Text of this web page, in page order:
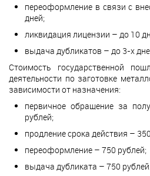
переоформление в связи с
дней;
ликвидация лицензии – до 10
выдача дубликатов – до 3-х
Стоимость государственной
деятельности по заготовке
зависимости от назначения:
первичное обращение за
рублей;
продление срока действия –
переоформление – 750 рублей;
выдача дубликата – 750 рублей.